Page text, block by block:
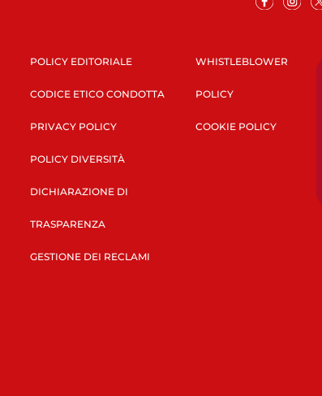
POLICY EDITORIALE
CODICE ETICO CONDOTTA
PRIVACY POLICY
POLICY DIVERSITÀ
DICHIARAZIONE DI
TRASPARENZA
GESTIONE DEI RECLAMI
WHISTLEBLOWER
POLICY
COOKIE POLICY